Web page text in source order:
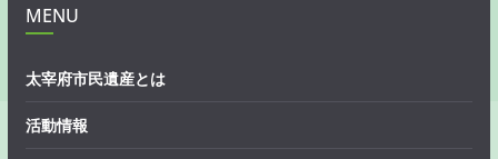
MENU
太宰府市民遺産とは
活動情報